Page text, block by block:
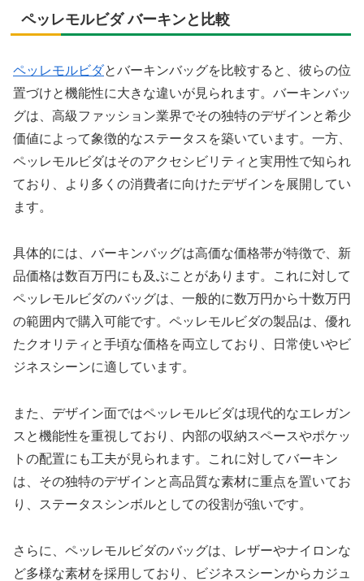
ペッレモルビダ バーキンと比較
ペッレモルビダとバーキンバッグを比較すると、彼らの位
置づけと機能性に大きな違いが見られます。バーキンバッ
グは、高級ファッション業界でその独特のデザインと希少
価値によって象徴的なステータスを築いています。一方、
ペッレモルビダはそのアクセシビリティと実用性で知られ
ており、より多くの消費者に向けたデザインを展開してい
ます。
具体的には、バーキンバッグは高価な価格帯が特徴で、新
品価格は数百万円にも及ぶことがあります。これに対して
ペッレモルビダのバッグは、一般的に数万円から十数万円
の範囲内で購入可能です。ペッレモルビダの製品は、優れ
たクオリティと手頃な価格を両立しており、日常使いやビ
ジネスシーンに適しています。
また、デザイン面ではペッレモルビダは現代的なエレガン
スと機能性を重視しており、内部の収納スペースやポケッ
トの配置にも工夫が見られます。これに対してバーキン
は、その独特のデザインと高品質な素材に重点を置いてお
り、ステータスシンボルとしての役割が強いです。
さらに、ペッレモルビダのバッグは、レザーやナイロンな
ど多様な素材を採用しており、ビジネスシーンからカジュ